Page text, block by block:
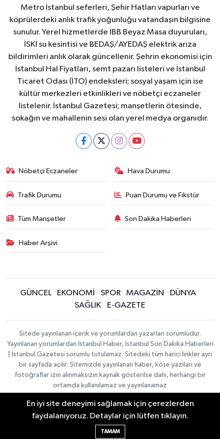
Metro İstanbul seferleri, Şehir Hatları vapurları ve
köprülerdeki anlık trafik yoğunluğu vatandaşın bilgisine
sunulur. Yerel hizmetlerde İBB Beyaz Masa duyuruları,
İSKİ su kesintisi ve BEDAŞ/AYEDAŞ elektrik arıza
bildirimleri anlık olarak güncellenir. Şehrin ekonomisi için
İstanbul Hal Fiyatları, semt pazarı listeleri ve İstanbul
Ticaret Odası (İTO) endeksleri; sosyal yaşam için ise
kültür merkezleri etkinlikleri ve nöbetçi eczaneler
listelenir. İstanbul Gazetesi; manşetlerin ötesinde,
sokağın ve mahallenin sesi olan yerel medya organıdır.
Nöbetçi Eczaneler Hava Durumu
Trafik Durumu Puan Durumu ve Fikstür
Tüm Manşetler Son Dakika Haberleri
Haber Arşivi
GÜNCEL EKONOMİ SPOR MAGAZİN
DÜNYA
SAĞLIK
E-GAZETE
Sitede yayınlanan içerik ve yorumlardan yazarları sorumludur.
Yayınlanan yorumlardan İstanbul Haber, İstanbul Son Dakika Haberleri
| İstanbul Gazetesi sorumlu tutulamaz. Sitedeki tüm harici linkler ayrı
bir sayfada açılır. Sitemizde yayınlanan haber, köşe yazıları ve
fotoğraflar izin alınmaksızın kaynak gösterilse dahi, herhangi bir
ortamda kullanılamaz ve yayınlanamaz
İletişim
Künye
KURUMSAL
Haber Yazılımı:TE Bilişim |
Copyright © 2026
En iyi site deneyimi sağlamak için çerezlerden
faydalanıyoruz. Detaylar için lütfen tıklayın.
TAMAM